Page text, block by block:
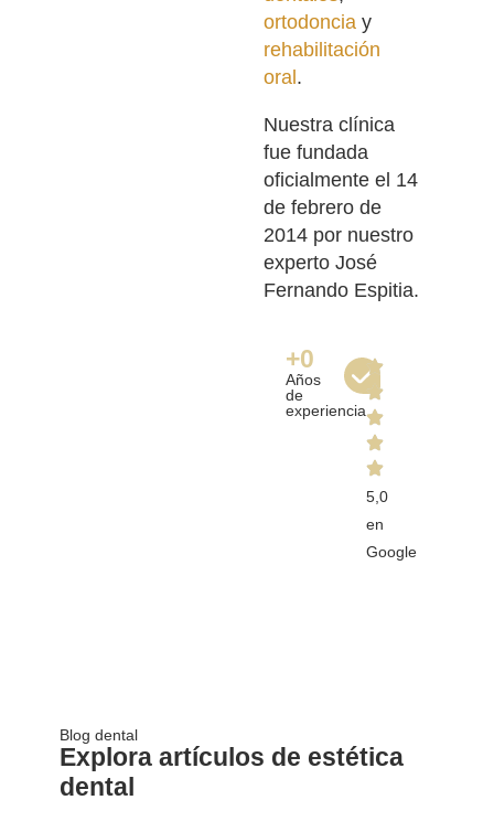
ortodoncia y
rehabilitación
oral.
Nuestra clínica
fue fundada
oficialmente el 14
de febrero de
2014 por nuestro
experto José
Fernando Espitia.
+0
Años
de
experiencia
5,0
en
Google
Blog dental
Explora artículos de estética
dental